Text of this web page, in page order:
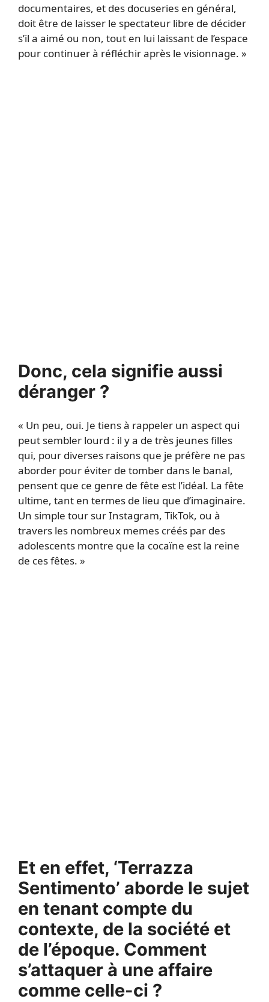
documentaires, et des docuseries en général,
doit être de laisser le spectateur libre de décider
s’il a aimé ou non, tout en lui laissant de l’espace
pour continuer à réfléchir après le visionnage. »
Donc, cela signifie aussi
déranger ?
« Un peu, oui. Je tiens à rappeler un aspect qui
peut sembler lourd : il y a de très jeunes filles
qui, pour diverses raisons que je préfère ne pas
aborder pour éviter de tomber dans le banal,
pensent que ce genre de fête est l’idéal. La fête
ultime, tant en termes de lieu que d’imaginaire.
Un simple tour sur Instagram, TikTok, ou à
travers les nombreux memes créés par des
adolescents montre que la cocaïne est la reine
de ces fêtes. »
Et en effet, ‘Terrazza
Sentimento’ aborde le sujet
en tenant compte du
contexte, de la société et
de l’époque. Comment
s’attaquer à une affaire
comme celle-ci ?